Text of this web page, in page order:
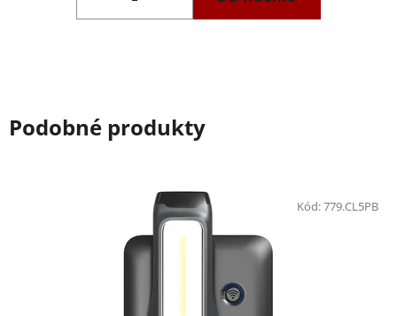
Podobné produkty
Kód:779.CL5PB